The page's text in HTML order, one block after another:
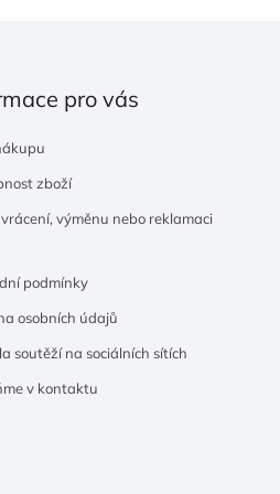
pro vás
zboží
vrácení, výměnu nebo reklamaci
podmínky
osobních údajů
soutěží na sociálních sítích
v kontaktu